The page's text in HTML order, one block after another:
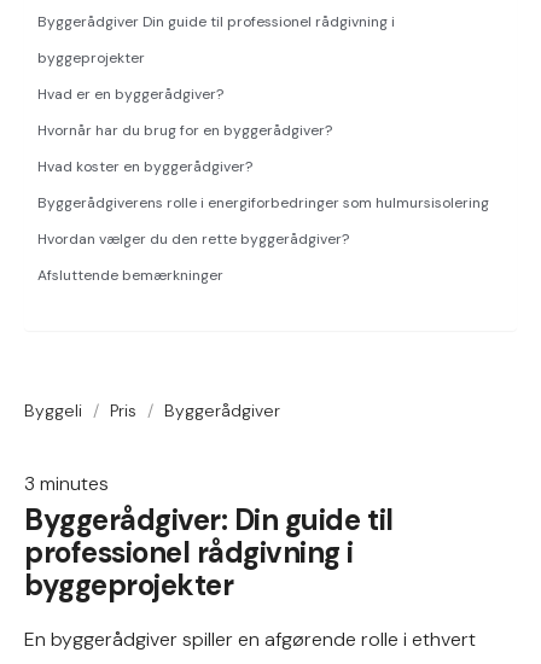
Byggeli / Pris / Byggerådgiver
3 minutes
Byggerådgiver: Din guide til
professionel rådgivning i
byggeprojekter
En byggerådgiver spiller en afgørende rolle i ethvert
Byggerådgiver Din guide til professionel rådgivning i
byggeprojekter
Hvad er en byggerådgiver?
Hvornår har du brug for en byggerådgiver?
Hvad koster en byggerådgiver?
Byggerådgiverens rolle i energiforbedringer som hulmursisolering
Hvordan vælger du den rette byggerådgiver?
Afsluttende bemærkninger